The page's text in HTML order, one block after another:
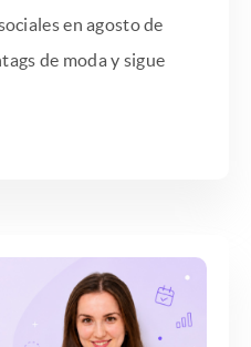
en agosto de
de moda y sigue